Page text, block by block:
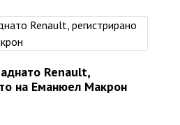
Renault,
на Еманюел Макрон